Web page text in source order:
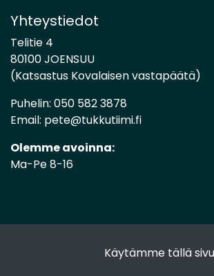
Käytämme tällä
Yhteystiedot
Telitie 4
80100 JOENSUU
(Katsastus Kovalaisen vastapäätä)
Puhelin: 050 582 3878
Email: pete@tukkutiimi.fi
Olemme avoinna:
Ma-Pe 8-16